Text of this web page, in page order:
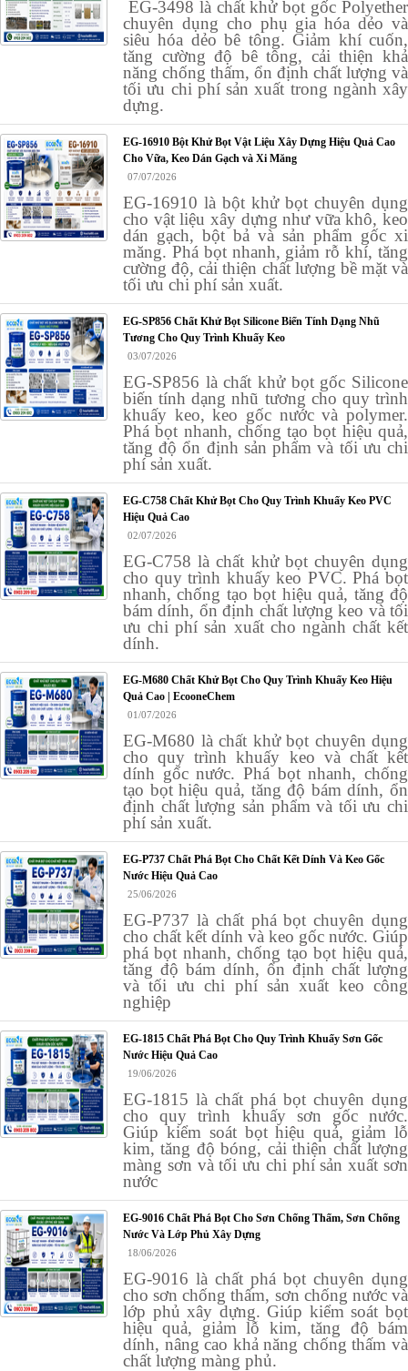
EG-3498 là chất khử bọt gốc Polyether
chuyên dụng cho phụ gia hóa dẻo và
siêu hóa dẻo bê tông. Giảm khí cuốn,
tăng cường độ bê tông, cải thiện khả
năng chống thấm, ổn định chất lượng và
tối ưu chi phí sản xuất trong ngành xây
dựng.
EG-16910 Bột Khử Bọt Vật Liệu Xây Dựng Hiệu Quả Cao
Cho Vữa, Keo Dán Gạch và Xi Măng
07/07/2026
EG-16910 là bột khử bọt chuyên dụng
cho vật liệu xây dựng như vữa khô, keo
dán gạch, bột bả và sản phẩm gốc xi
măng. Phá bọt nhanh, giảm rỗ khí, tăng
cường độ, cải thiện chất lượng bề mặt và
tối ưu chi phí sản xuất.
EG-SP856 Chất Khử Bọt Silicone Biến Tính Dạng Nhũ
Tương Cho Quy Trình Khuấy Keo
03/07/2026
EG-SP856 là chất khử bọt gốc Silicone
biến tính dạng nhũ tương cho quy trình
khuấy keo, keo gốc nước và polymer.
Phá bọt nhanh, chống tạo bọt hiệu quả,
tăng độ ổn định sản phẩm và tối ưu chi
phí sản xuất.
EG-C758 Chất Khử Bọt Cho Quy Trình Khuấy Keo PVC
Hiệu Quả Cao
02/07/2026
EG-C758 là chất khử bọt chuyên dụng
cho quy trình khuấy keo PVC. Phá bọt
nhanh, chống tạo bọt hiệu quả, tăng độ
bám dính, ổn định chất lượng keo và tối
ưu chi phí sản xuất cho ngành chất kết
dính.
EG-M680 Chất Khử Bọt Cho Quy Trình Khuấy Keo Hiệu
Quả Cao | EcooneChem
01/07/2026
EG-M680 là chất khử bọt chuyên dụng
cho quy trình khuấy keo và chất kết
dính gốc nước. Phá bọt nhanh, chống
tạo bọt hiệu quả, tăng độ bám dính, ổn
định chất lượng sản phẩm và tối ưu chi
phí sản xuất.
EG-P737 Chất Phá Bọt Cho Chất Kết Dính Và Keo Gốc
Nước Hiệu Quả Cao
25/06/2026
EG-P737 là chất phá bọt chuyên dụng
cho chất kết dính và keo gốc nước. Giúp
phá bọt nhanh, chống tạo bọt hiệu quả,
tăng độ bám dính, ổn định chất lượng
và tối ưu chi phí sản xuất keo công
nghiệp
EG-1815 Chất Phá Bọt Cho Quy Trình Khuấy Sơn Gốc
Nước Hiệu Quả Cao
19/06/2026
EG-1815 là chất phá bọt chuyên dụng
cho quy trình khuấy sơn gốc nước.
Giúp kiểm soát bọt hiệu quả, giảm lỗ
kim, tăng độ bóng, cải thiện chất lượng
màng sơn và tối ưu chi phí sản xuất sơn
nước
EG-9016 Chất Phá Bọt Cho Sơn Chống Thấm, Sơn Chống
Nước Và Lớp Phủ Xây Dựng
18/06/2026
EG-9016 là chất phá bọt chuyên dụng
cho sơn chống thấm, sơn chống nước và
lớp phủ xây dựng. Giúp kiểm soát bọt
hiệu quả, giảm lỗ kim, tăng độ bám
dính, nâng cao khả năng chống thấm và
chất lượng màng phủ.